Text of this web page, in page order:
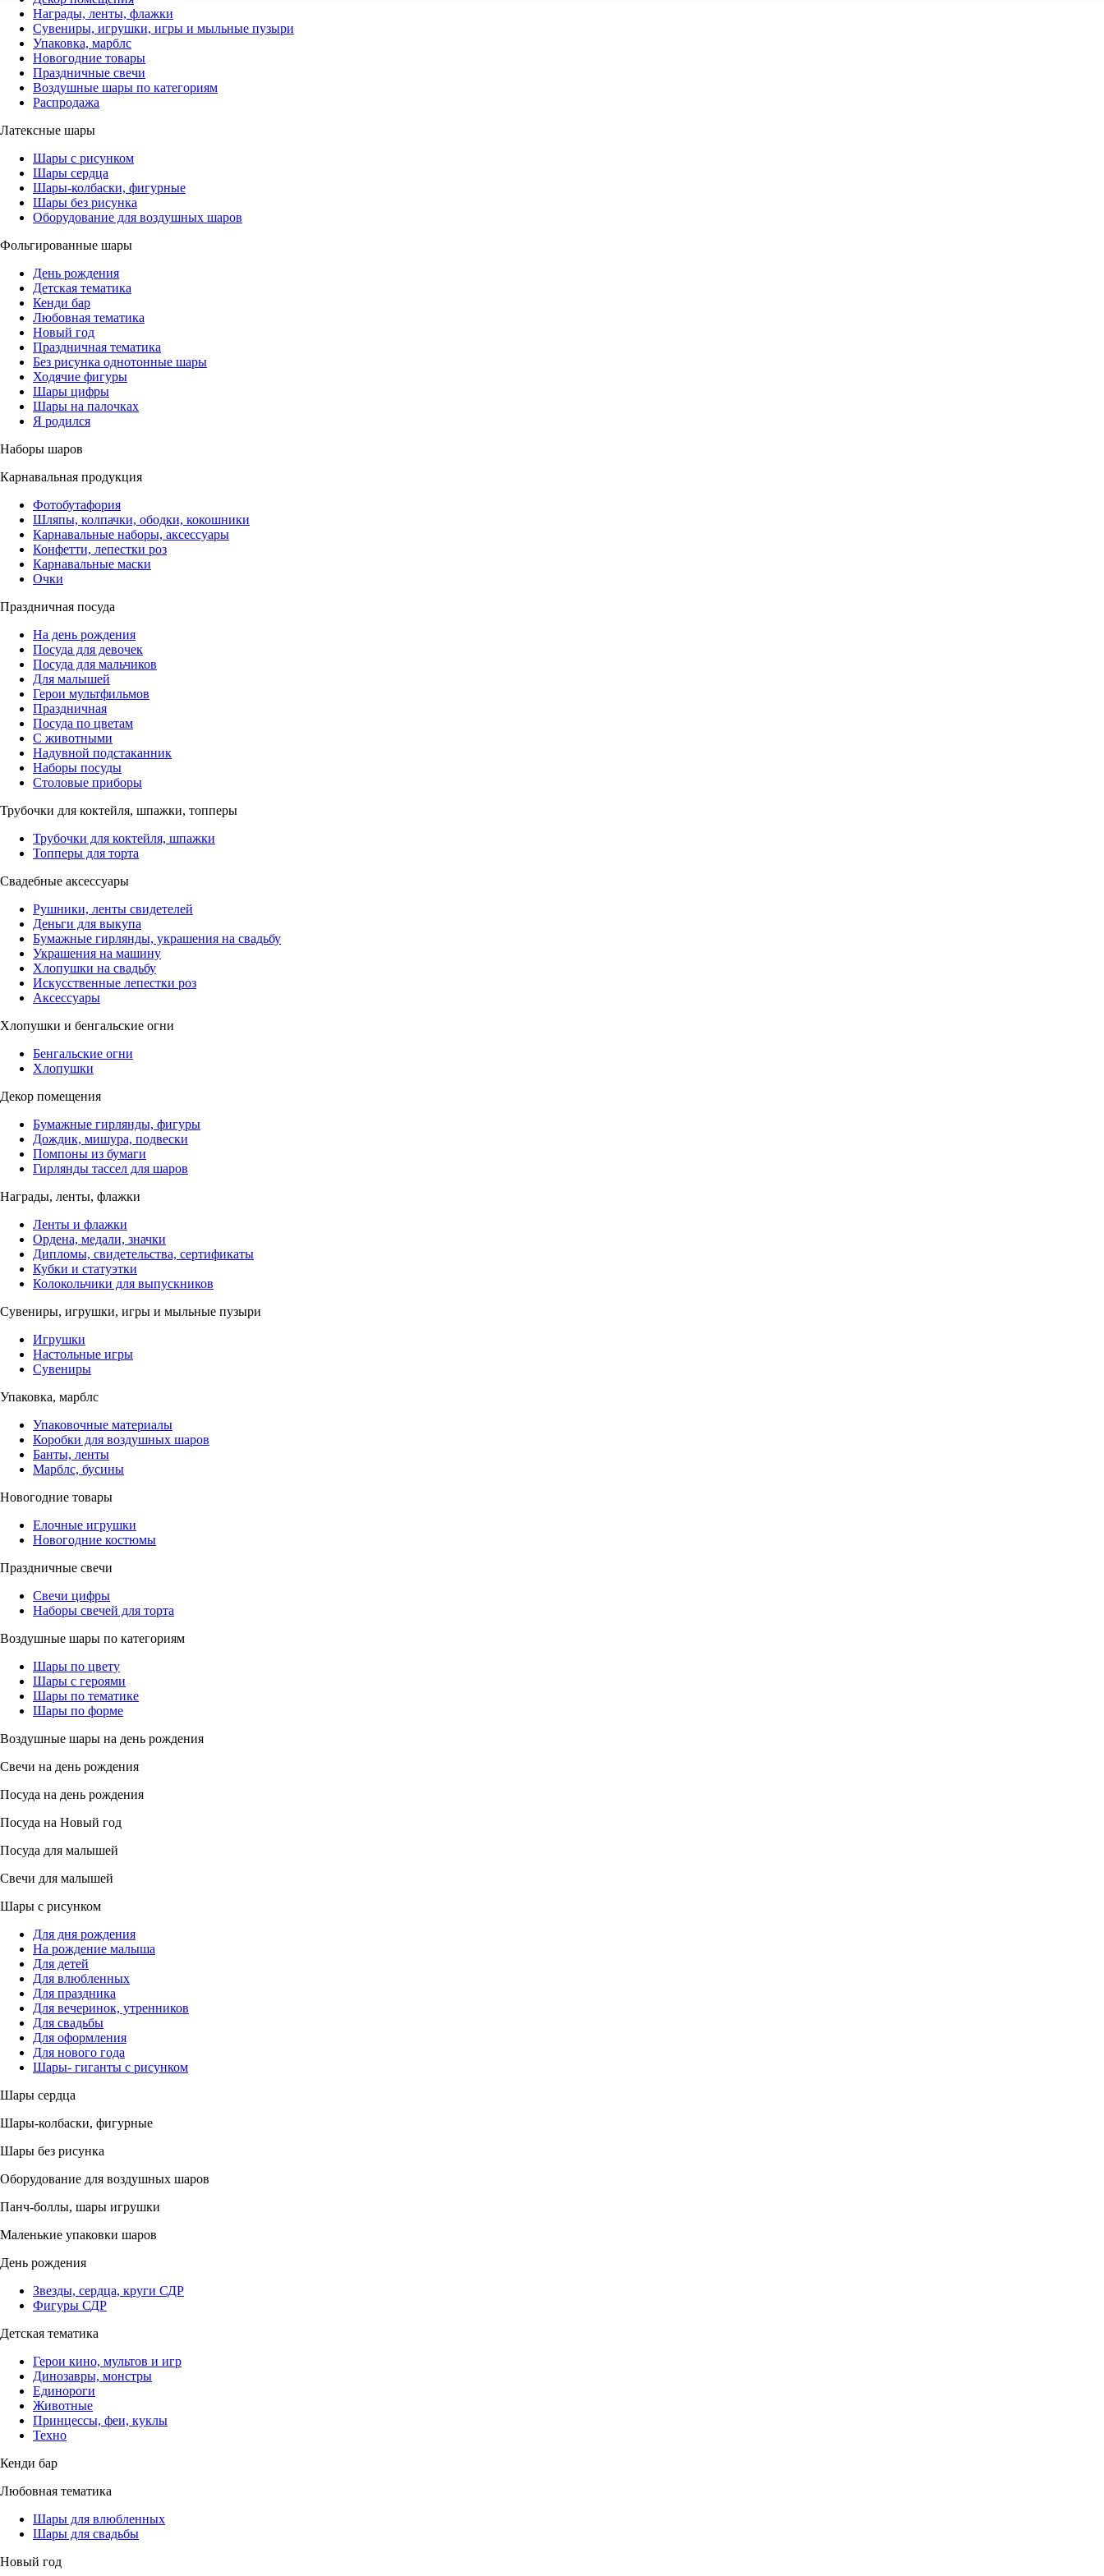
Награды, ленты, флажки
Сувениры, игрушки, игры и мыльные пузыри
Упаковка, марблс
Новогодние товары
Праздничные свечи
Воздушные шары по категориям
Распродажа
Латексные шары
Шары с рисунком
Шары сердца
Шары-колбаски, фигурные
Шары без рисунка
Оборудование для воздушных шаров
Фольгированные шары
День рождения
Детская тематика
Кенди бар
Любовная тематика
Новый год
Праздничная тематика
Без рисунка однотонные шары
Ходячие фигуры
Шары цифры
Шары на палочках
Я родился
Наборы шаров
Карнавальная продукция
Фотобутафория
Шляпы, колпачки, ободки, кокошники
Карнавальные наборы, аксессуары
Конфетти, лепестки роз
Карнавальные маски
Очки
Праздничная посуда
На день рождения
Посуда для девочек
Посуда для мальчиков
Для малышей
Герои мультфильмов
Праздничная
Посуда по цветам
С животными
Надувной подстаканник
Наборы посуды
Столовые приборы
Трубочки для коктейля, шпажки, топперы
Трубочки для коктейля, шпажки
Топперы для торта
Свадебные аксессуары
Рушники, ленты свидетелей
Деньги для выкупа
Бумажные гирлянды, украшения на свадьбу
Украшения на машину
Хлопушки на свадьбу
Искусственные лепестки роз
Аксессуары
Хлопушки и бенгальские огни
Бенгальские огни
Хлопушки
Декор помещения
Бумажные гирлянды, фигуры
Дождик, мишура, подвески
Помпоны из бумаги
Гирлянды тассел для шаров
Награды, ленты, флажки
Ленты и флажки
Ордена, медали, значки
Дипломы, свидетельства, сертификаты
Кубки и статуэтки
Колокольчики для выпускников
Сувениры, игрушки, игры и мыльные пузыри
Игрушки
Настольные игры
Сувениры
Упаковка, марблс
Упаковочные материалы
Коробки для воздушных шаров
Банты, ленты
Марблс, бусины
Новогодние товары
Елочные игрушки
Новогодние костюмы
Праздничные свечи
Свечи цифры
Наборы свечей для торта
Воздушные шары по категориям
Шары по цвету
Шары с героями
Шары по тематике
Шары по форме
Воздушные шары на день рождения
Свечи на день рождения
Посуда на день рождения
Посуда на Новый год
Посуда для малышей
Свечи для малышей
Шары с рисунком
Для дня рождения
На рождение малыша
Для детей
Для влюбленных
Для праздника
Для вечеринок, утренников
Для свадьбы
Для оформления
Для нового года
Шары- гиганты с рисунком
Шары сердца
Шары-колбаски, фигурные
Шары без рисунка
Оборудование для воздушных шаров
Панч-боллы, шары игрушки
Маленькие упаковки шаров
День рождения
Звезды, сердца, круги СДР
Фигуры СДР
Детская тематика
Герои кино, мультов и игр
Динозавры, монстры
Единороги
Животные
Принцессы, феи, куклы
Техно
Кенди бар
Любовная тематика
Шары для влюбленных
Шары для свадьбы
Новый год